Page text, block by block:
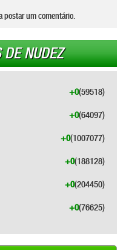
postar um comentário.
NUDEZ
(59518)
+0
(64097)
+0
(1007077)
+0
(188128)
+0
(204450)
+0
(76625)
+0